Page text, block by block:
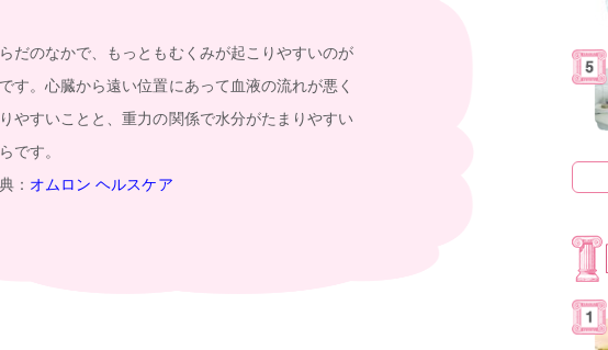
だのなかで、もっともむくみが起こりやすいのが
す。心臓から遠い位置にあって血液の流れが悪く
やすいことと、重力の関係で水分がたまりやすい
です。
： オムロン ヘルスケア